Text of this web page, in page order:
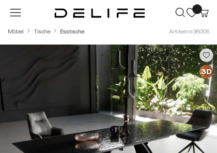
Zum Hauptinhalt springen
Möbel Tische Esstische Artikelnr.: 38005
Bildergalerie überspringen
3D